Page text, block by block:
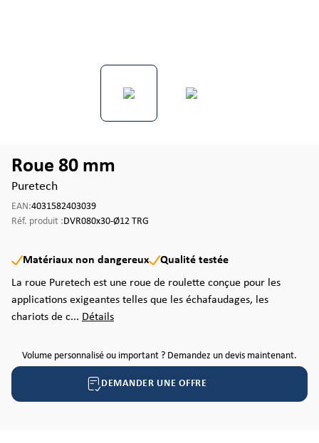
Roue 80 mm
Puretech
EAN:4031582403039
Réf. produit :DVR080x30-Ø12 TRG
Matériaux non dangereux
Qualité testée
La roue Puretech est une roue de roulette conçue pour les
applications exigeantes telles que les échafaudages, les
chariots de c... Détails
Volume personnalisé ou important ? Demandez un devis maintenant.
DEMANDER UNE OFFRE